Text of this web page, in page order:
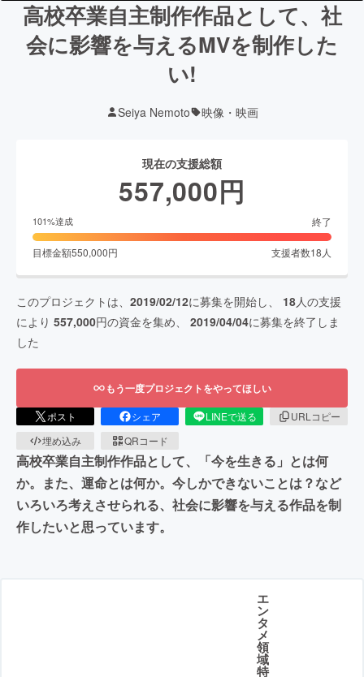
高校卒業自主制作作品として、社
会に影響を与えるMVを制作した
い!
Seiya Nemoto 映像・映画
現在の支援総額
557,000円
101%達成 終了
目標金額550,000円 支援者数18 人
このプロジェクトは、 2019/02/12に募集を開始し、 18人の支援
により 557,000円の資金を集め、 2019/04/04に募集を終了しま
した
もう一度プロジェクトをやってほしい
ポスト シェア LINEで送る
URLコピー
埋め込み
QRコード
高校卒業自主制作作品として、「今を生きる」とは何
か。また、運命とは何か。今しかできないことは？など
いろいろ考えさせられる、社会に影響を与える作品を制
作したいと思っています。
エ
ン
タ
メ
領
域
特